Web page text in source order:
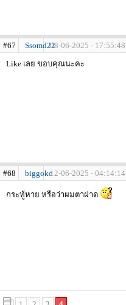
#67 Ssomd2208-06-2025 - 17:55:48
Like เลย ขอบคุณนะคะ
#68 biggoko12-06-2025 - 04:14:14
กระทู้หาย หรือว่าผมตาฝาด